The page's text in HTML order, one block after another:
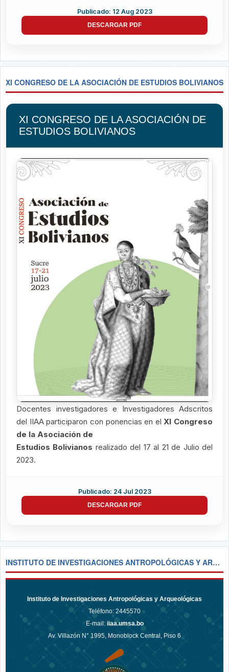
Publicado: 12 Aug 2023
DESCARGAR PDF
XI CONGRESO DE LA ASOCIACIÓN DE ESTUDIOS BOLIVIANOS
XI CONGRESO DE LA ASOCIACIÓN DE
ESTUDIOS BOLIVIANOS
Docentes investigadores e Investigadores Adscritos
del IIAA participaron con ponencias en elXI Congreso
de la Asociación de
Estudios Bolivianos realizado del 17 al 21 de Julio del
2023.
Publicado: 24 Jul 2023
DESCARGAR PDF
INSTITUTO DE INVESTIGACIONES ANTROPOLÓGICAS Y ARQUEOLÓGICAS
Instituto de Investigaciones Antropológicas y Arqueológicas
Teléfono: 2445570
E-mail: iiaa.umsa.bo
Av. Villazón N° 1995, Monoblock Central, Piso 6